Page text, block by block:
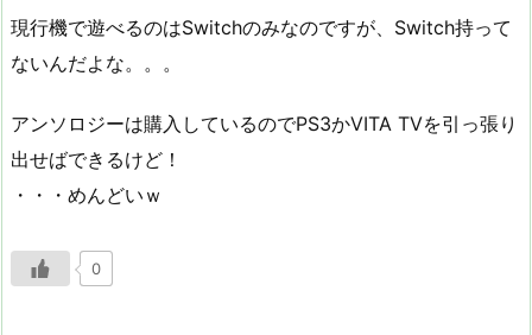
現行機で遊べるのはSwitchのみなのですが、Switch持って
ないんだよな。。。
アンソロジーは購入しているのでPS3かVITA TVを引っ張り
出せばできるけど！
・・・めんどいｗ
0